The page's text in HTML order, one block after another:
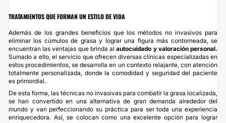
TRATAMIENTOS QUE FORMAN UN ESTILO DE VIDA
Además de los grandes beneficios que los métodos no invasivos para
eliminar los cúmulos de grasa y lograr una figura más contorneada, se
encuentran las ventajas que brinda alautocuidado y valoración personal.
Sumado a ello, el servicio que ofrecen diversas clínicas especializadas en
estos procedimientos, se desarrolla en un contexto relajante, con atención
totalmente personalizada, donde la comodidad y seguridad del paciente
es primordial.
De esta forma, las técnicas no invasivas para combatir la grasa localizada,
se han convertido en una alternativa de gran demanda alrededor del
mundo y van perfeccionando su práctica para ser toda una experiencia
enriquecedora. Así, se colocan como una excelente opción para lograr